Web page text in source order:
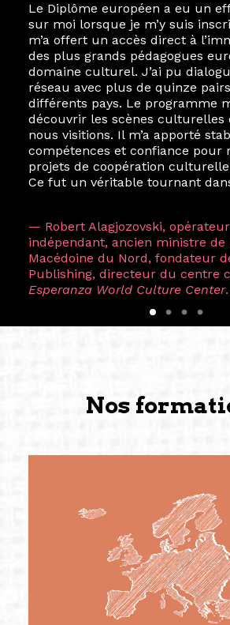
Le Diplôme européen a eu un
sur moi lorsque je m’y suis
m’a offert un accès direct à
des plus grands pédagogues
domaine culturel. J’ai pu
réseau avec plus de quinze
différents pays. Le programme
découvrir les scènes culturelles
nous visitions. Il m’a apporté
compétences et confiance pour
projets de coopération
Ce fut un véritable tournant
— Robert Alagjozovski,
indépendant, ancien ministre
Macédoine du Nord, fondateur
Publishing, directeur du centre
Esperanza World Culture Center.
Nos